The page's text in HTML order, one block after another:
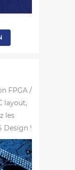
FPGA /
layout,
les
Design !